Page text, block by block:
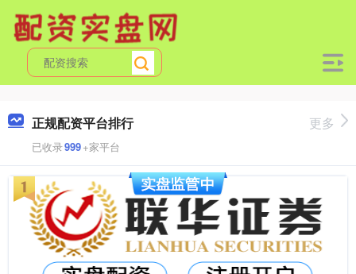
正规配资平台排行
已收录999+家平台
更多